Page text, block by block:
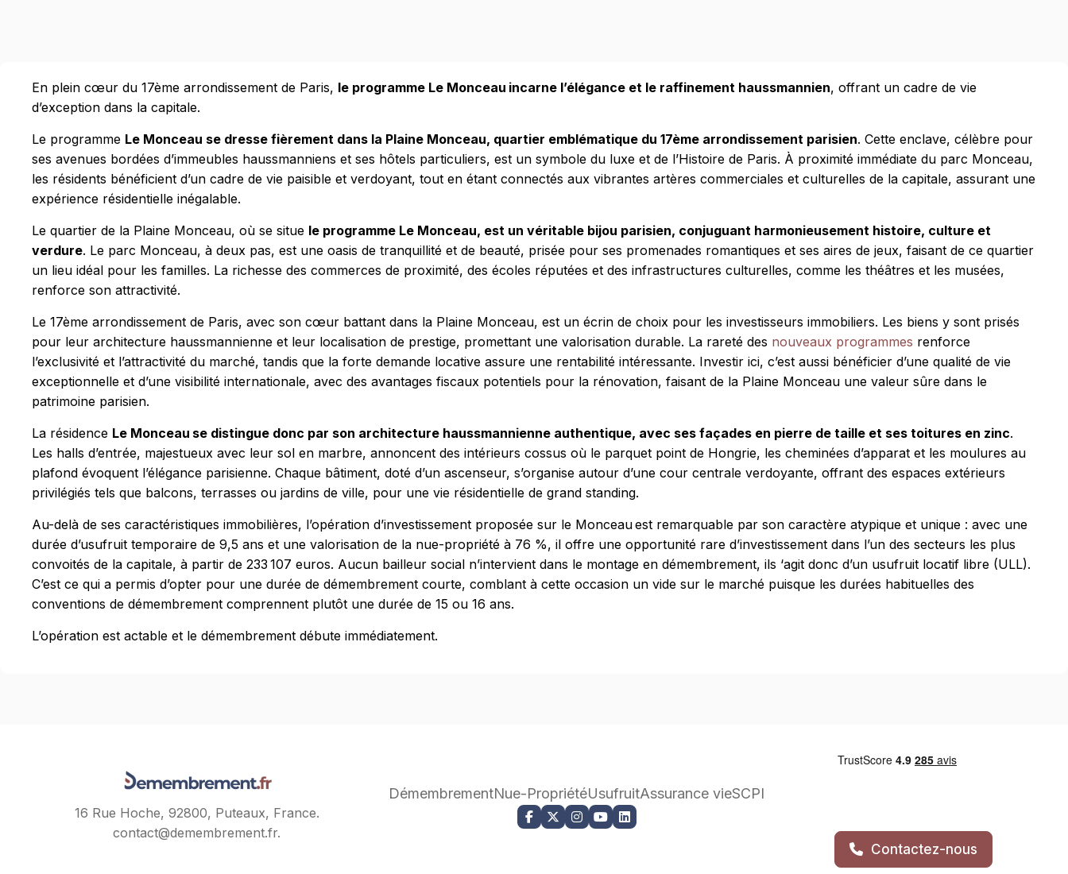
En plein cœur du 17ème arrondissement de Paris, le programme Le Monceau incarne l’élégance et le raffinement haussmannien, offrant un cadre de vie
d’exception dans la capitale.
Le programme Le Monceau se dresse fièrement dans la Plaine Monceau, quartier emblématique du 17ème arrondissement parisien. Cette enclave, célèbre pour
ses avenues bordées d’immeubles haussmanniens et ses hôtels particuliers, est un symbole du luxe et de l’Histoire de Paris. À proximité immédiate du parc Monceau,
les résidents bénéficient d’un cadre de vie paisible et verdoyant, tout en étant connectés aux vibrantes artères commerciales et culturelles de la capitale, assurant une
expérience résidentielle inégalable.
Le quartier de la Plaine Monceau, où se situe le programme Le Monceau, est un véritable bijou parisien, conjuguant harmonieusement histoire, culture et
verdure. Le parc Monceau, à deux pas, est une oasis de tranquillité et de beauté, prisée pour ses promenades romantiques et ses aires de jeux, faisant de ce quartier
un lieu idéal pour les familles. La richesse des commerces de proximité, des écoles réputées et des infrastructures culturelles, comme les théâtres et les musées,
renforce son attractivité.
Le 17ème arrondissement de Paris, avec son cœur battant dans la Plaine Monceau, est un écrin de choix pour les investisseurs immobiliers. Les biens y sont prisés
pour leur architecture haussmannienne et leur localisation de prestige, promettant une valorisation durable. La rareté des nouveaux programmes renforce
l’exclusivité et l’attractivité du marché, tandis que la forte demande locative assure une rentabilité intéressante. Investir ici, c’est aussi bénéficier d’une qualité de vie
exceptionnelle et d’une visibilité internationale, avec des avantages fiscaux potentiels pour la rénovation, faisant de la Plaine Monceau une valeur sûre dans le
patrimoine parisien.
La résidence Le Monceau se distingue donc par son architecture haussmannienne authentique, avec ses façades en pierre de taille et ses toitures en zinc.
Les halls d’entrée, majestueux avec leur sol en marbre, annoncent des intérieurs cossus où le parquet point de Hongrie, les cheminées d’apparat et les moulures au
plafond évoquent l’élégance parisienne. Chaque bâtiment, doté d’un ascenseur, s’organise autour d’une cour centrale verdoyante, offrant des espaces extérieurs
privilégiés tels que balcons, terrasses ou jardins de ville, pour une vie résidentielle de grand standing.
Au-delà de ses caractéristiques immobilières, l’opération d’investissement proposée sur le Monceau est remarquable par son caractère atypique et unique : avec une
durée d’usufruit temporaire de 9,5 ans et une valorisation de la nue-propriété à 76 %, il offre une opportunité rare d’investissement dans l’un des secteurs les plus
convoités de la capitale, à partir de 233 107 euros. Aucun bailleur social n’intervient dans le montage en démembrement, ils ‘agit donc d’un usufruit locatif libre (ULL).
C’est ce qui a permis d’opter pour une durée de démembrement courte, comblant à cette occasion un vide sur le marché puisque les durées habituelles des
conventions de démembrement comprennent plutôt une durée de 15 ou 16 ans.
L’opération est actable et le démembrement débute immédiatement.
16 Rue Hoche, 92800, Puteaux, France.
contact@demembrement.fr.
DémembrementNue-PropriétéUsufruitAssurance vieSCPI
Contactez-nous